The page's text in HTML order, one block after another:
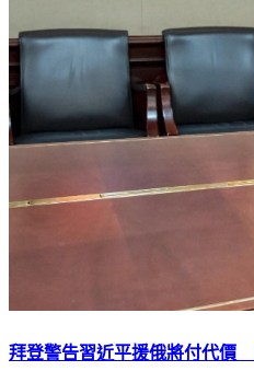
拜登警告習近平援俄將付代價